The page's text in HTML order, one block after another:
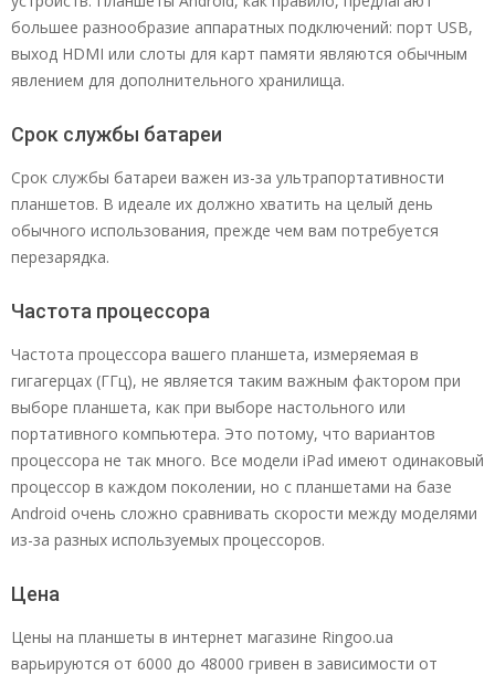
большее разнообразие аппаратных подключений: порт USB,
выход HDMI или слоты для карт памяти являются обычным
явлением для дополнительного хранилища.
Срок службы батареи
Срок службы батареи важен из-за ультрапортативности
планшетов. В идеале их должно хватить на целый день
обычного использования, прежде чем вам потребуется
перезарядка.
Частота процессора
Частота процессора вашего планшета, измеряемая в
гигагерцах (ГГц), не является таким важным фактором при
выборе планшета, как при выборе настольного или
портативного компьютера. Это потому, что вариантов
процессора не так много. Все модели iPad имеют одинаковый
процессор в каждом поколении, но с планшетами на базе
Android очень сложно сравнивать скорости между моделями
из-за разных используемых процессоров.
Цена
Цены на планшеты в интернет магазине Ringoo.ua
варьируются от 6000 до 48000 гривен в зависимости от